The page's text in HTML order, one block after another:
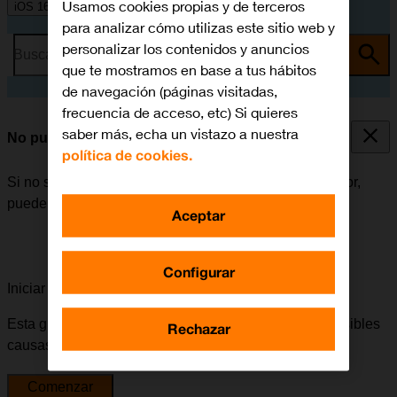
iOS 16.0
Busca por problema o tema
No puedo escuchar los mensajes del contestador
Si no se pueden escuchar los mensajes del contestador,
puede haber varias causas posibles al problema.
Iniciar la guía para solucionar tu problema
Esta guía te va a conducir a través de una serie de posibles
causas y soluciones al problema.
Comenzar
Usamos cookies propias y de terceros
para analizar cómo utilizas este sitio web y
personalizar los contenidos y anuncios
que te mostramos en base a tus hábitos
de navegación (páginas visitadas,
frecuencia de acceso, etc) Si quieres
saber más, echa un vistazo a nuestra
política de cookies.
Configurar
Rechazar
Aceptar